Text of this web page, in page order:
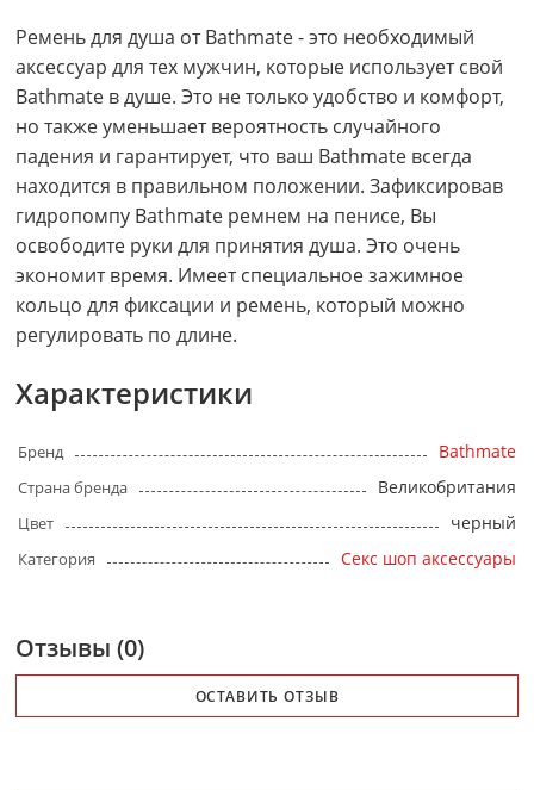
Ремень для душа от Bathmate - это необходимый
аксессуар для тех мужчин, которые использует свой
Bathmate в душе. Это не только удобство и комфорт,
но также уменьшает вероятность случайного
падения и гарантирует, что ваш Bathmate всегда
находится в правильном положении. Зафиксировав
гидропомпу Bathmate ремнем на пенисе, Вы
освободите руки для принятия душа. Это очень
экономит время. Имеет специальное зажимное
кольцо для фиксации и ремень, который можно
регулировать по длине.
Характеристики
Бренд Bathmate
Страна бренда Великобритания
Цвет черный
Категория Секс шоп аксессуары
Отзывы (0)
ОСТАВИТЬ ОТЗЫВ